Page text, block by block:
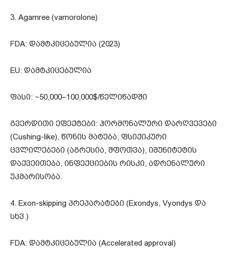
3. Agamree (vamorolone)
FDA: დამტკიცებულია (2023)
EU: დამტკიცებულია
ფასი: ~50,000–100,000$/წელიწადში
გვერდითი ეფექტები: ჰორმონალური დარღვევები
(Cushing-like), წონის მატება, ფსიქიკური
ცვლილებები (აგრესია, შფოთვა), იმუნიტეტის
დაქვეითება, ინფექციების რისკი, ადრენალური
უკმარისობა.
4. Exon-skipping პრეპარატები (Exondys, Vyondys და
სხვ.)
FDA: დამტკიცებულია (Accelerated approval)